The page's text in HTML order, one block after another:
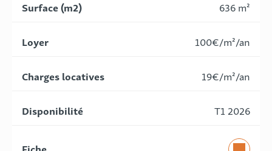
636 m²
100€/m²/an
19€/m²/an
T1 2026